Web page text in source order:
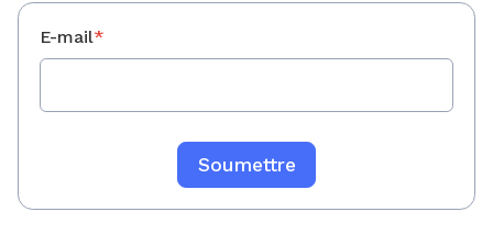
E-mail*